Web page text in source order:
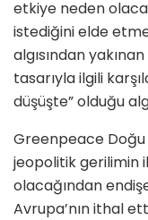
etkiye neden
istediğini elde
algısından
tasarıyla ilgili
düşüşte” olduğu
Greenpeace Doğu
jeopolitik gerilimin
olacağından
Avrupa’nın ithal